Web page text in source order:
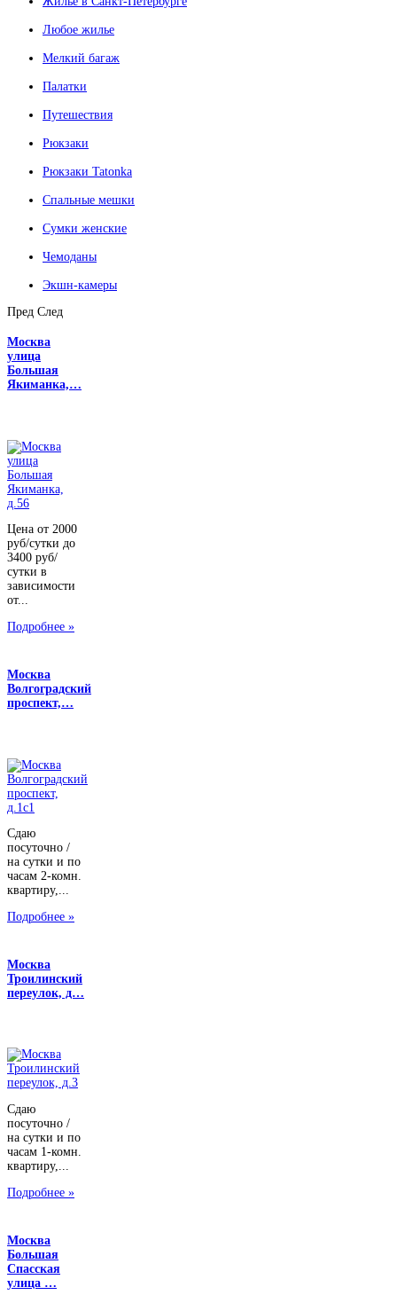
Любое жилье
Мелкий багаж
Палатки
Путешествия
Рюкзаки
Рюкзаки Tatonka
Спальные мешки
Сумки женские
Чемоданы
Экшн-камеры
Пред След
Москва
улица
Большая
Якиманка,…
Цена от 2000
руб/сутки до
3400 руб/
сутки в
зависимости
от...
Подробнее »
Москва
Волгоградский
проспект,…
Сдаю
посуточно /
на сутки и по
часам 2-комн.
квартиру,...
Подробнее »
Москва
Троилинский
переулок, д…
Сдаю
посуточно /
на сутки и по
часам 1-комн.
квартиру,...
Подробнее »
Москва
Большая
Спасская
улица …